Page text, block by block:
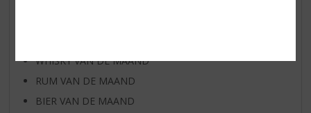
WHISKY VAN DE MAAND
RUM VAN DE MAAND
BIER VAN DE MAAND